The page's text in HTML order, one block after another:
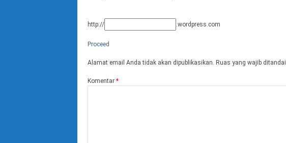
http:// .wordpress.com
Proceed
Alamat email Anda tidak akan dipublikasikan. Ruas yang wajib ditandai
Komentar *